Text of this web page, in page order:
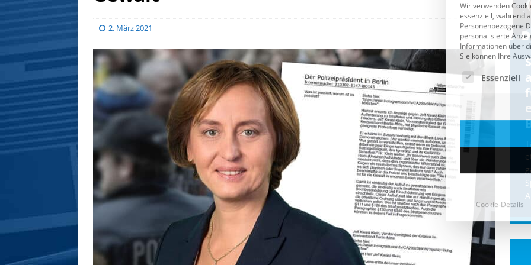
2. März 2021
CDU & Ampel wollen nach
der Wahl wieder Afghanen
einfliegen: Zeit für ein
Asylmoratorium!
Die Bundesregierung und die CDU
halten die Wähler für dumm! Weil die
Stimmung wegen der von Afghanen
verübten Anschläge kippte, wurden die
Flüge vor der[...]
Cookie-Details